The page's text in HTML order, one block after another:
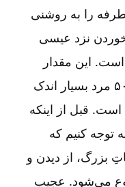
را به روشنی
نزد عیسی
پنج نان و ۲ ماهی است. این مقدار
برکت برای سیر‌شدنِ ۴۰۰۰ و ۵۰۰۰ مرد بسیار اندک
قبل از اینکه
توجه کنیم که
بزرگ، از دیدن و
می‌شود. عجیب